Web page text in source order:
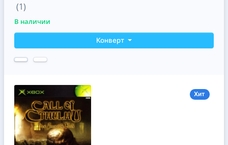
(1)
В наличии
Конверт
Хит